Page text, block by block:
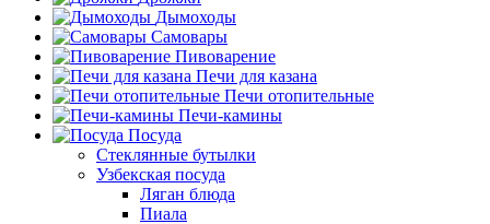
Дымоходы
Самовары
Пивоварение
Печи для казана
Печи отопительные
Печи-камины
Посуда
Стеклянные бутылки
Узбекская посуда
Ляган блюда
Пиала